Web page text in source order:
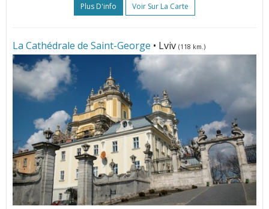
Plus D'info Voir Sur La Carte
La Cathédrale de Saint-George • Lviv (118 km.)